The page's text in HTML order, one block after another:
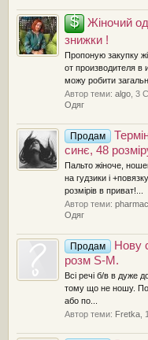
$
Жіночий
знижки !
Пропоную закупку
от производителя в
можу робити
Автор теми: algo 3
Одяг
Продам
синє, 48
Пальто жіноче,
на гудзики і
розмірів в приват!...
Автор теми: pharmac
Одяг
Продам
Нову
розм S-M.
Всі речі б/в в дуже
тому що не ношу.
або по...
Автор теми: Fretka